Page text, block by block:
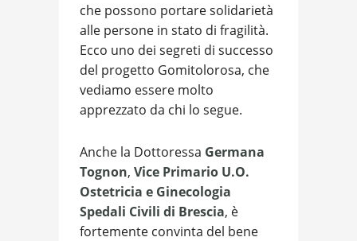
che possono portare solidarietà
alle persone in stato di fragilità.
Ecco uno dei segreti di successo
del progetto Gomitolorosa, che
vediamo essere molto
apprezzato da chi lo segue.
Anche la Dottoressa Germana
Tognon, Vice Primario U.O.
Ostetricia e Ginecologia
Spedali Civili di Brescia, è
fortemente convinta del bene